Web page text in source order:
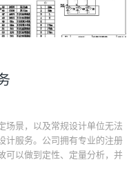
场景，以及常规设计单位无法
计服务。公司拥有专业的注册
可以做到定性、定量分析，并